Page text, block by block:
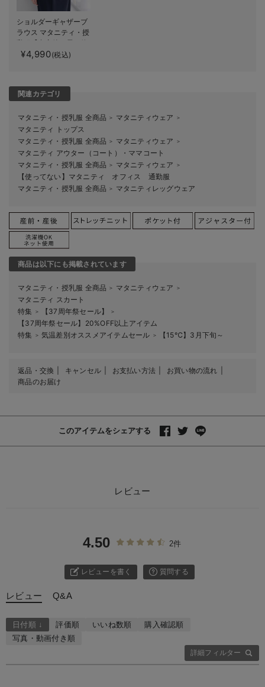
ショルダーギャザーブ
ラウス マタニティ・授
乳服【出産後も長く使
える】
¥4,990(税込)
関連カテゴリ
マタニティ・授乳服 全商品 ＞ マタニティウェア ＞
マタニティ トップス
マタニティ・授乳服 全商品 ＞ マタニティウェア ＞
マタニティ アウター（コート）・ママコート
マタニティ・授乳服 全商品 ＞ マタニティウェア ＞
【使ってない】マタニティ オフィス 通勤服
マタニティ・授乳服 全商品 ＞ マタニティレッグウェア
商品は以下にも掲載されています
マタニティ・授乳服 全商品 ＞ マタニティウェア ＞
マタニティ スカート
特集
＞ 【37周年祭セール】 ＞
【37周年祭セール】20%OFF以上アイテム
特集
＞ 気温差別オススメアイテムセール ＞ 【15℃】3月下旬～
返品・交換 キャンセル お支払い方法
お買い物の流れ
商品のお届け
このアイテムをシェアする
レビュー
4.50 2件
レビューを書く 質問する
レビュー Q&A
詳細フィルター
日付順 ↓ 評価順 いいね数順
購入確認順
写真・動画付き順